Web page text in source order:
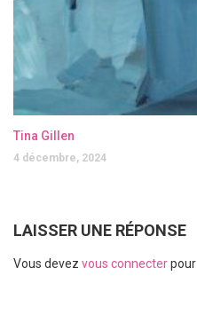
Tina Gillen
4 décembre, 2024
LAISSER UNE RÉPONSE
Vous devez vous connecter